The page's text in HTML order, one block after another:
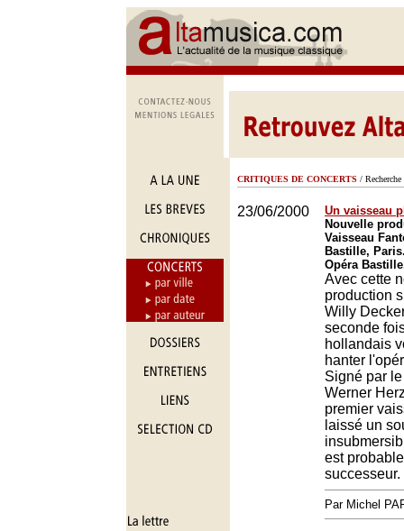
CRITIQUES DE CONCERTS / Recherche
23/06/2000
Un vaisseau
Nouvelle
Vaisseau
Bastille,
Opéra
Avec cette
production
Willy
seconde
hollandais
hanter
Signé par
Werner
premier
laissé un
est
successeur.
Par Michel